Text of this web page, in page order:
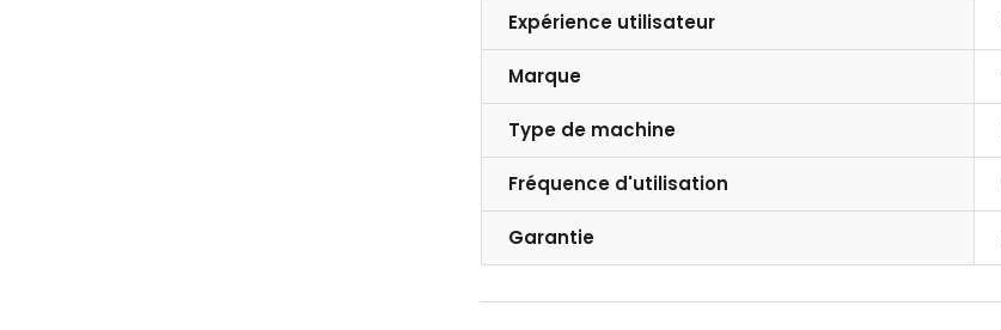
Expérience utilisateur
Marque
Type de machine
Fréquence d'utilisation
Garantie